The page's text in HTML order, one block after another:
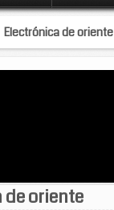
Electrónica de oriente
de oriente